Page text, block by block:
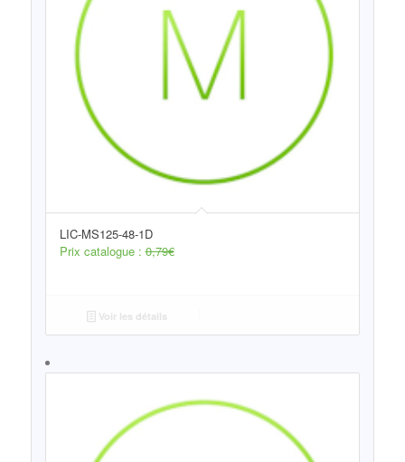
LIC-MS125-48-1D
Prix catalogue :0,79€
Voir les détails